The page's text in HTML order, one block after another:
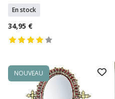
En stock
34,95 €
NOUVEAU